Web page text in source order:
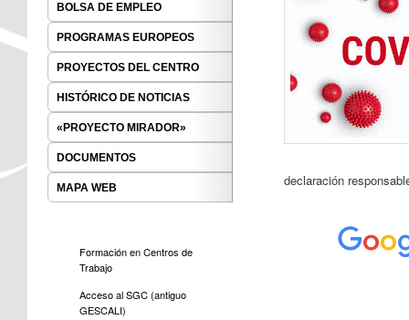
declaración
BOLSA DE EMPLEO
PROGRAMAS EUROPEOS
PROYECTOS DEL CENTRO
HISTÓRICO DE NOTICIAS
«PROYECTO MIRADOR»
DOCUMENTOS
MAPA WEB
Formación en Centros de
Trabajo
Acceso al SGC (antiguo
GESCALI)